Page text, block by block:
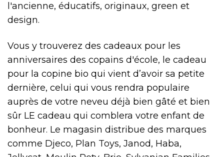
l'ancienne, éducatifs, originaux, green et
design.
Vous y trouverez des cadeaux pour les
anniversaires des copains d'école, le cadeau
pour la copine bio qui vient d’avoir sa petite
dernière, celui qui vous rendra populaire
auprès de votre neveu déjà bien gâté et bien
sûr LE cadeau qui comblera votre enfant de
bonheur. Le magasin distribue des marques
comme Djeco, Plan Toys, Janod, Haba,